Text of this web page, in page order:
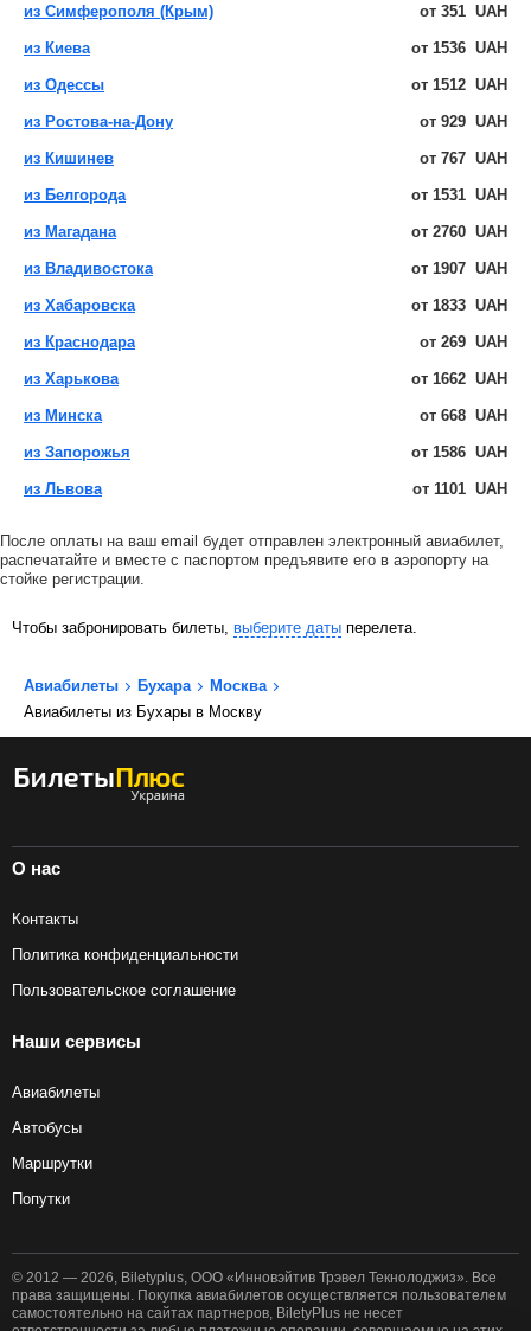
из Симферополя (Крым) от 351 UAH
из Киева от 1536 UAH
из Одессы от 1512 UAH
из Ростова-на-Дону от 929 UAH
из Кишинев от 767 UAH
из Белгорода от 1531 UAH
из Магадана от 2760 UAH
из Владивостока от 1907 UAH
из Хабаровска от 1833 UAH
из Краснодара от 269 UAH
из Харькова от 1662 UAH
из Минска от 668 UAH
из Запорожья от 1586 UAH
из Львова от 1101 UAH
После оплаты на ваш email будет отправлен электронный авиабилет,
распечатайте и вместе с паспортом предъявите его в аэропорту на
стойке регистрации.
Чтобы забронировать билеты, выберите даты перелета.
Авиабилеты Бухара
Москва
Авиабилеты из Бухары в Москву
О нас
Контакты
Политика конфиденциальности
Пользовательское соглашение
Наши сервисы
Авиабилеты
Автобусы
Маршрутки
Попутки
© 2012 — 2026, Biletyplus, ООО «Инновэйтив Трэвел Текнолоджиз». Все
права защищены. Покупка авиабилетов осуществляется пользователем
самостоятельно на сайтах партнеров, BiletyPlus не несет